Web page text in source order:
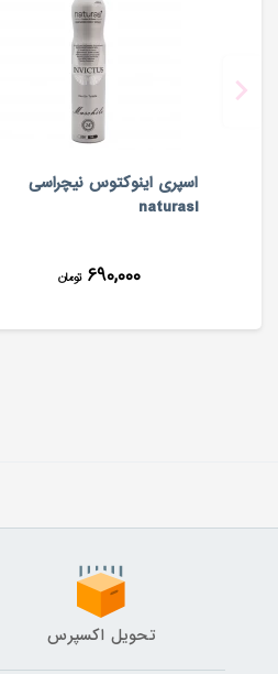
اسپری اینوکتوس نیچراسی
naturasi
۶۹۰,۰۰۰ تومان
تحویل اکسپرس